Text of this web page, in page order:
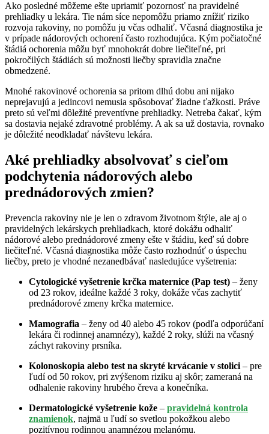
Ako posledné môžeme ešte upriamiť pozornosť na pravidelné
prehliadky u lekára. Tie nám síce nepomôžu priamo znížiť riziko
rozvoja rakoviny, no pomôžu ju včas odhaliť. Včasná diagnostika je
v prípade nádorových ochorení často rozhodujúca. Kým počiatočné
štádiá ochorenia môžu byť mnohokrát dobre liečiteľné, pri
pokročilých štádiách sú možnosti liečby spravidla značne
obmedzené.
Mnohé rakovinové ochorenia sa pritom dlhú dobu ani nijako
neprejavujú a jedincovi nemusia spôsobovať žiadne ťažkosti. Práve
preto sú veľmi dôležité preventívne prehliadky. Netreba čakať, kým
sa dostavia nejaké zdravotné problémy. A ak sa už dostavia, rovnako
je dôležité neodkladať návštevu lekára.
Aké prehliadky absolvovať s cieľom
podchytenia nádorových alebo
prednádorových zmien?
Prevencia rakoviny nie je len o zdravom životnom štýle, ale aj o
pravidelných lekárskych prehliadkach, ktoré dokážu odhaliť
nádorové alebo prednádorové zmeny ešte v štádiu, keď sú dobre
liečiteľné. Včasná diagnostika môže často rozhodnúť o úspechu
liečby, preto je vhodné nezanedbávať nasledujúce vyšetrenia:
Cytologické vyšetrenie krčka maternice (Pap test) – ženy
od 23 rokov, ideálne každé 3 roky, dokáže včas zachytiť
prednádorové zmeny krčka maternice.
Mamografia – ženy od 40 alebo 45 rokov (podľa odporúčaní
lekára či rodinnej anamnézy), každé 2 roky, slúži na včasný
záchyt rakoviny prsníka.
Kolonoskopia alebo test na skryté krvácanie v stolici – pre
ľudí od 50 rokov, pri zvýšenom riziku aj skôr; zameraná na
odhalenie rakoviny hrubého čreva a konečníka.
Dermatologické vyšetrenie kože – pravidelná kontrola
znamienok, najmä u ľudí so svetlou pokožkou alebo
pozitívnou rodinnou anamnézou melanómu.